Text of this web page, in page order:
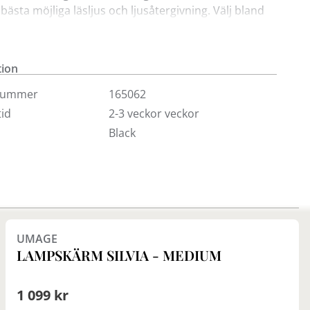
möjliga läsljus och ljusåtergivning. Välj bland
eller mindre storlekar för fönsterbrädan eller ett
eller sängbord.
och bredd är 14/20 cm, toppdjup och bredd är
höjd 13 cm
höjd 22 cm
165062
2-3 veckor veckor
Black
Finns i fler val (4)
UMAGE
LAMPSKÄRM SILVIA - MEDIUM
1 099 kr